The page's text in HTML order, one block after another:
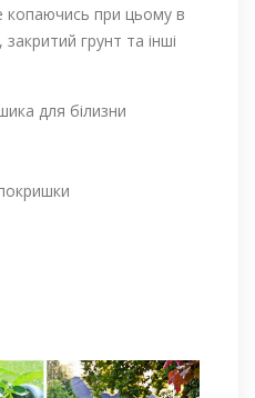
копаючись при цьому в
грунт та інші
для білизни